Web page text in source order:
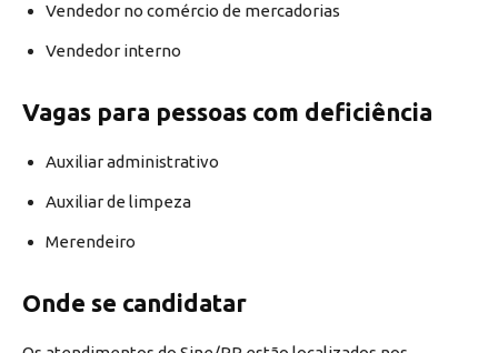
Vendedor no comércio de mercadorias
Vendedor interno
Vagas para pessoas com deficiência
Auxiliar administrativo
Auxiliar de limpeza
Merendeiro
Onde se candidatar